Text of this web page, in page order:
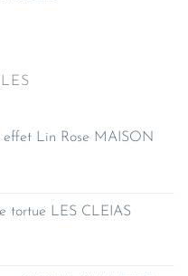
effet Lin Rose MAISON
tortue LES CLEIAS